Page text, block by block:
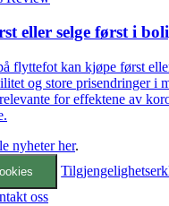
eller selge først i
flyttefot kan kjøpe først
og store prisendringer i
for effektene av
nyheter her.
oss